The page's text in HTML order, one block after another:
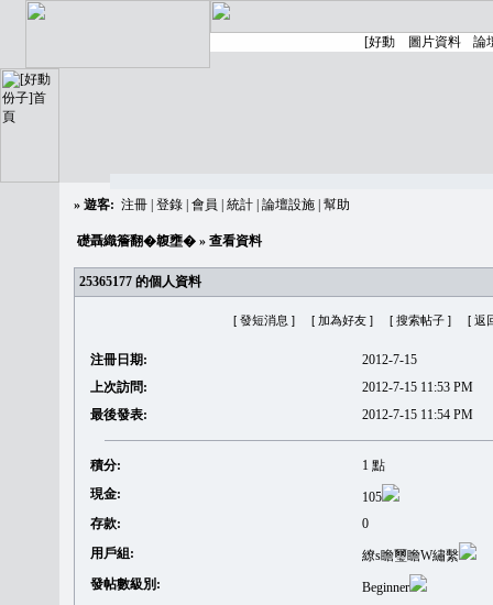
» 遊客: 注冊 登錄 會員 統計 論壇設施 幫助
礎聶織簷翻�䪖壅� » 查看資料
25365177 的個人資料
[ 發短消息 ] [ 加為好友 ] [ 搜索帖子 ] [ 返
注冊日期:
2012-7-15
上次訪問:
2012-7-15 11:53 PM
最後發表:
2012-7-15 11:54 PM
積分:
1 點
現金:
105
存款:
0
用戶組:
繚s瞻璽瞻W繡繫
發帖數級別:
Beginner